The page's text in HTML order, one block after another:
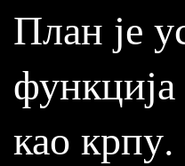
План је
као крпу.